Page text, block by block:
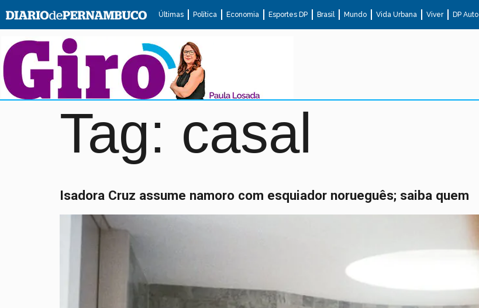
Últimas Política Economia Esportes DP Brasil Mundo Vida Urbana Viver DP Auto
Tag: casal
Isadora Cruz assume namoro com esquiador norueguês; saiba quem